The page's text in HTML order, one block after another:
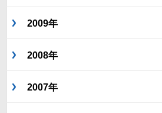
2009年
2008年
2007年